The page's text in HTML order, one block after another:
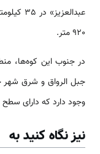
عبدالعزیز» در 35 کیلومتری شهر «الحسکة» (
920 متر.
در جنوب این کوه‌ها،
جبل الرواق و شرق
وجود دارد که دارای
نیز نگاه کنید به